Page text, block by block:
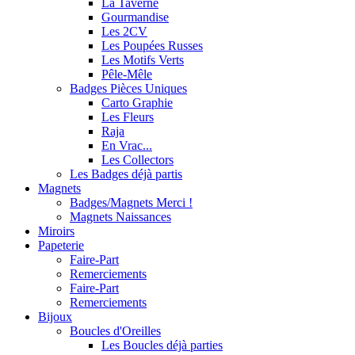
La Taverne
Gourmandise
Les 2CV
Les Poupées Russes
Les Motifs Verts
Pêle-Mêle
Badges Pièces Uniques
Carto Graphie
Les Fleurs
Raja
En Vrac...
Les Collectors
Les Badges déjà partis
Magnets
Badges/Magnets Merci !
Magnets Naissances
Miroirs
Papeterie
Faire-Part
Remerciements
Faire-Part
Remerciements
Bijoux
Boucles d'Oreilles
Les Boucles déjà parties